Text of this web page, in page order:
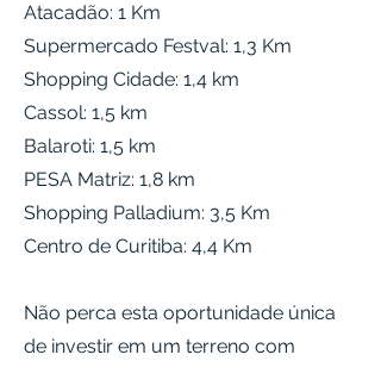
Atacadão: 1 Km
Supermercado Festval: 1,3 Km
Shopping Cidade: 1,4 km
Cassol: 1,5 km
Balaroti: 1,5 km
PESA Matriz: 1,8 km
Shopping Palladium: 3,5 Km
Centro de Curitiba: 4,4 Km
Não perca esta oportunidade única
de investir em um terreno com